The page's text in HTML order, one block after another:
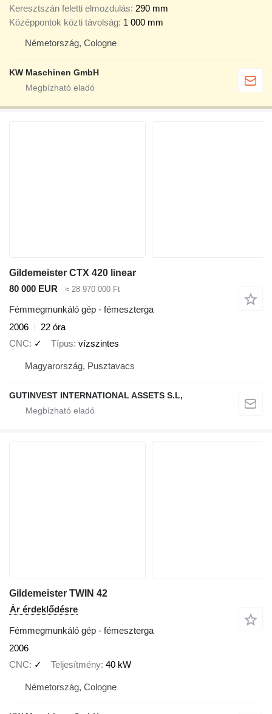
Keresztszán feletti elmozdulás 290 mm
Középpontok közti távolság 1 000 mm
Németország, Cologne
KW Maschinen GmbH
Gildemeister CTX 420 linear
80 000 EUR
≈ 28 970 000 Ft
Fémmegmunkáló gép - fémeszterga
2006
22 óra
CNC
✓ Típus vízszintes
Magyarország, Pusztavacs
GUTINVEST INTERNATIONAL ASSETS S.L,
Gildemeister TWIN 42
Ár érdeklődésre
Fémmegmunkáló gép - fémeszterga
2006
CNC
✓ Teljesítmény 40 kW
Németország, Cologne